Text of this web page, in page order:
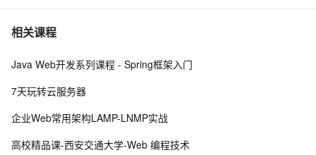
7 卖爆了！阿里云99元服务器新老用户同享，续费不涨
8 百度搜索：蓝易云 ，Linux Debian11服务器安装SSH，
10 使用阿里云服务器ESC部署Flask项目，完成个人开发
相关课程
Java Web开发系列课程 - Spring框架入门
7天玩转云服务器
企业Web常用架构LAMP-LNMP实战
高校精品课-西安交通大学-Web 编程技术